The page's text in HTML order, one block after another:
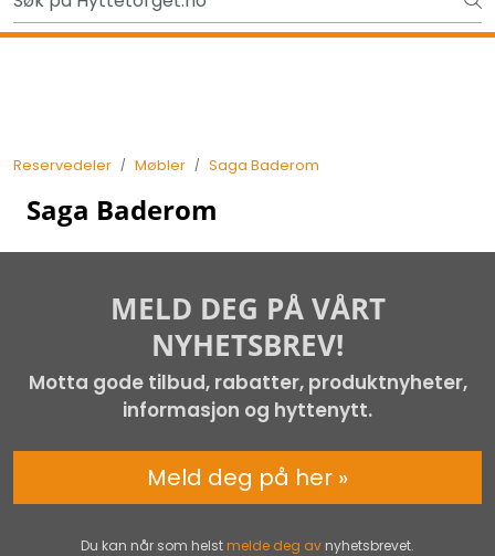
Skip to main contentUt på tur i sommer? Sjekk her først
Reservedeler Møbler Saga Baderom
Saga Baderom
MELD DEG PÅ VÅRT
NYHETSBREV!
Motta gode tilbud, rabatter, produktnyheter,
informasjon og hyttenytt.
Du kan når som helst melde deg av nyhetsbrevet.
Meld deg på her »
Tilbake